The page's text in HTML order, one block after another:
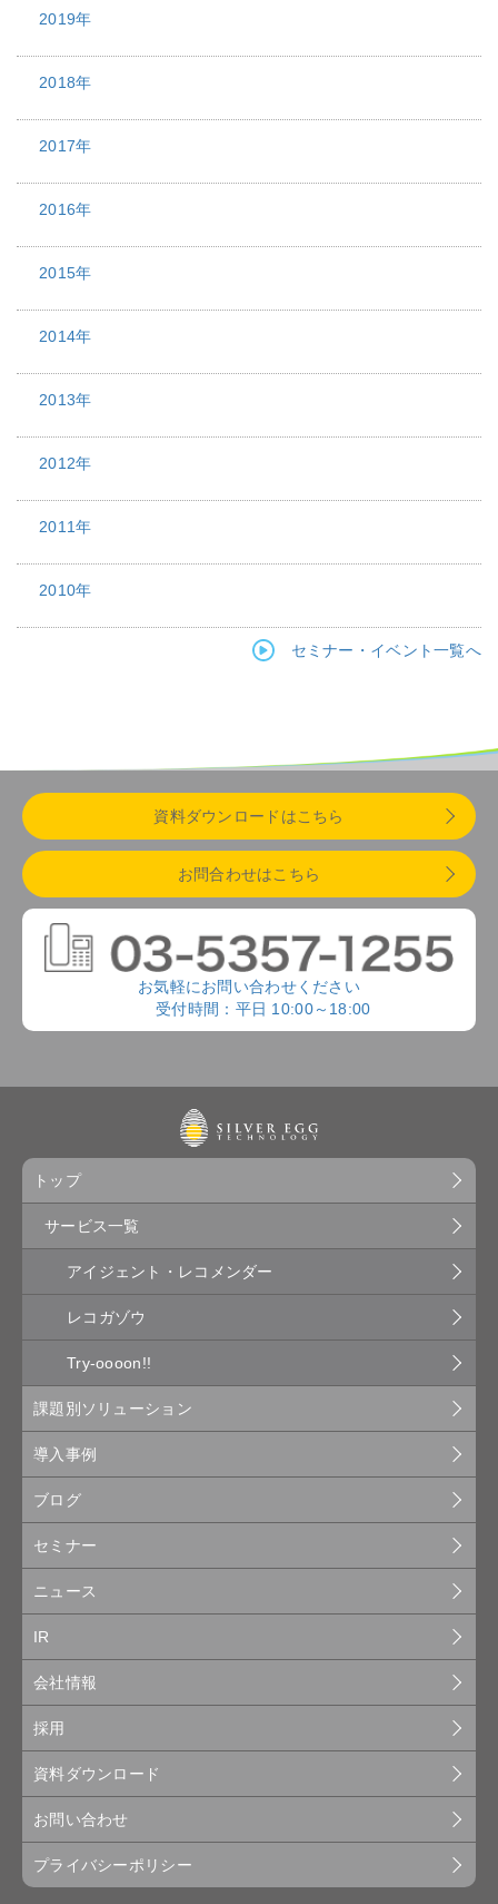
2019年
2018年
2017年
2016年
2015年
2014年
2013年
2012年
2011年
2010年
セミナー・イベント一覧へ
資料ダウンロードはこちら
お問合わせはこちら
お気軽にお問い合わせください
受付時間：平日 10:00～18:00
トップ
サービス一覧
アイジェント・レコメンダー
レコガゾウ
Try-oooon!!
課題別ソリューション
導入事例
ブログ
セミナー
ニュース
IR
会社情報
採用
資料ダウンロード
お問い合わせ
プライバシーポリシー